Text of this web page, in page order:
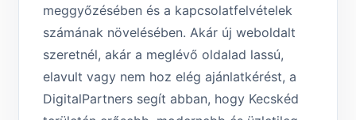
meggyőzésében és a kapcsolatfelvételek
számának növelésében. Akár új weboldalt
szeretnél, akár a meglévő oldalad lassú,
elavult vagy nem hoz elég ajánlatkérést, a
DigitalPartners segít abban, hogy Kecskéd